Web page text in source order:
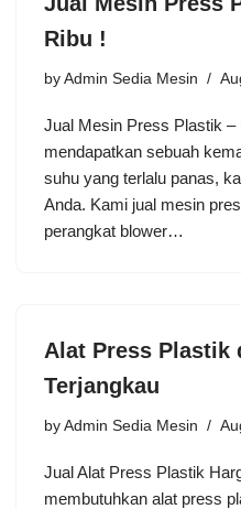
Ribu !
by Admin Sedia Mesin
Jual Mesin Press Plastik
mendapatkan sebuah
suhu yang terlalu panas,
Anda. Kami jual mesin
perangkat blower…
Alat Press Plastik
Terjangkau
by Admin Sedia Mesin
Jual Alat Press Plastik
membutuhkan alat press